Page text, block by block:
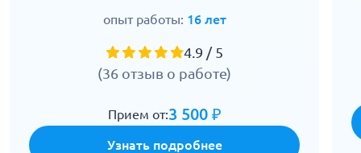
опыт работы: 16 лет
4.9 / 5
(36 отзыв о работе)
Прием от:3 500 ₽
Узнать подробнее